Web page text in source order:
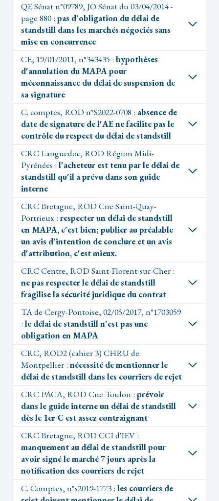
QE Sénat n°09789, JO Sénat du 03/04/2014 -
page 880 : pas d'obligation du délai de
standstill dans les marchés négociés sans
mise en concurrence
CE, 19/01/2011, n°343435 : hypothèses
d'annulation du MAPA pour
méconnaissance du délai de suspension de
sa signature
C. comptes, ROD n°S2022-0708 : absence de
date de signature de l'AE ne facilite pas le
contrôle du respect du délai de standstill
CRC Languedoc, ROD Région Midi-
Pyrénées : l'acheteur est tenu par le délai de
standstill qu'il a prévu dans son guide
interne
CRC Bretagne, ROD Cne Saint-Quay-
Portrieux : respecter un délai de standstill
en MAPA, c'est bien; publier au préalable
un avis d'intention de conclure et un avis
d'attribution, c'est mieux.
CRC Centre, ROD Saint-Florent-sur-Cher :
ne pas respecter le délai de standstill
fragilise la sécurité juridique du contrat
TA de Cergy-Pontoise, 02/05/2017, n°1703059
: le délai de standstill n'est pas une
obligation en MAPA
CRC, ROD2 (cahier 3) CHRU de
Montpellier : nécessité de mentionner le
délai de standstill dans les courriers de rejet
CRC PACA, ROD Cne Toulon : prévoir
dans le guide interne un délai de standstill
dès le 1er € est assez contraignant
CRC Bretagne, ROD CCI d'IEV :
manquement au délai de standstill pour
avoir signé le marché 7 jours après la
notification des courriers de rejet
C. Comptes, n°s2019-1773 : les courriers de